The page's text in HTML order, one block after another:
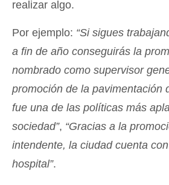
realizar algo.
Por ejemplo: “Si sigues
a fin de año conseguirás la
nombrado como supervisor
promoción de la pavimentación
fue una de las políticas más
sociedad”, “Gracias a la
intendente, la ciudad cuenta
hospital”.